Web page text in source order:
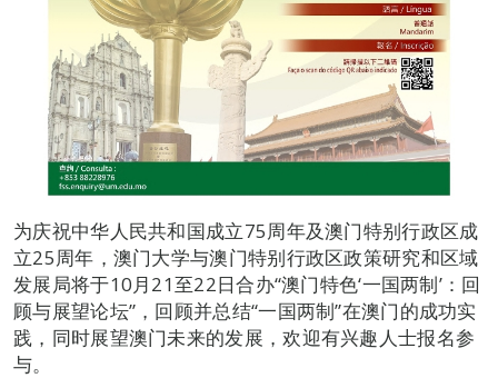
为庆祝中华人民共和国成立75周年及澳门特别行政区成
立25周年，澳门大学与澳门特别行政区政策研究和区域
发展局将于10月21至22日合办“澳门特色‘一国两制’：回
顾与展望论坛”，回顾并总结“一国两制”在澳门的成功实
践，同时展望澳门未来的发展，欢迎有兴趣人士报名参
与。